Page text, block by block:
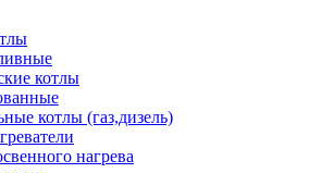
котлы
котлы (газ,дизель)
нагрева